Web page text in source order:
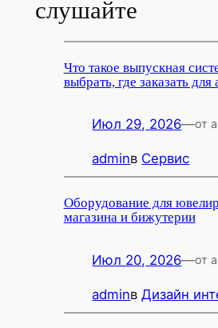
слушайте
Что такое выпускная
выбрать, где заказать
Июл 29, 2026—от
adminв Сервис
Оборудование для
магазина и бижутерии
Июл 20, 2026—от
adminвДизайн